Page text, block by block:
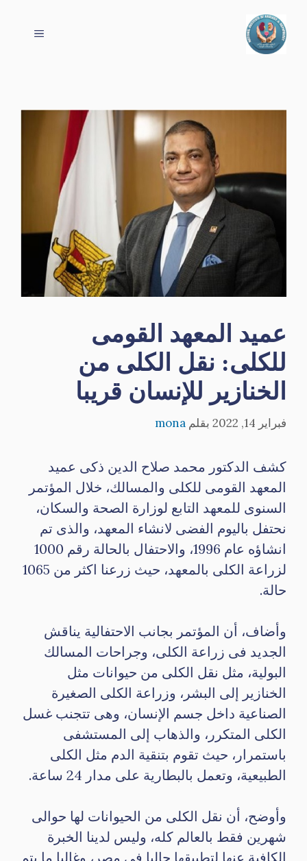
المحتوى
القائمة
عميد المعهد القومى
للكلى: نقل الكلى من
الخنازير للإنسان قريبا
فبراير 14, 2022 بقلم mona
كشف الدكتور محمد صلاح الدين ذكى عميد
المعهد القومى للكلى والمسالك، خلال المؤتمر
السنوى للمعهد التابع لوزارة الصحة والسكان،
نحتفل باليوم الفضى لانشاء المعهد، والذى تم
انشاؤه عام 1996، والاحتفال بالحالة رقم 1000
لزراعة الكلى بالمعهد، حيث زرعنا اكثر من 1065
حالة.
وأضاف، أن المؤتمر بجانب الاحتفالية يناقش
الجديد فى زراعة الكلى، وجراحات المسالك
البولية، مثل نقل الكلى من حيوانات مثل
الخنازير إلى البشر، وزراعة الكلى الصغيرة
الصناعية داخل جسم الإنسان، وهى تتجنب غسل
الكلى المتكرر، والذهاب إلى المستشفى
باستمرار، حيث تقوم بتنقية الدم مثل الكلى
الطبيعية، وتعمل بالبطارية على مدار 24 ساعة.
وأوضح، أن نقل الكلى من الحيوانات لها حوالى
شهرين فقط بالعالم كله، وليس لدينا الخبرة
الكافية عنها لتطبيقها حاليا فى مصر، وغالبا ما يتم